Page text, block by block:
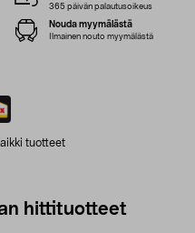
tuotteet
365 päivän palautusoikeus
Nouda myymälästä
Ilmainen nouto myymälästä
hittituotteet